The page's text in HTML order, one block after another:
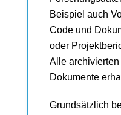
Beispiel auch
Code und
oder
Alle
Dokumente
Grundsätzlich